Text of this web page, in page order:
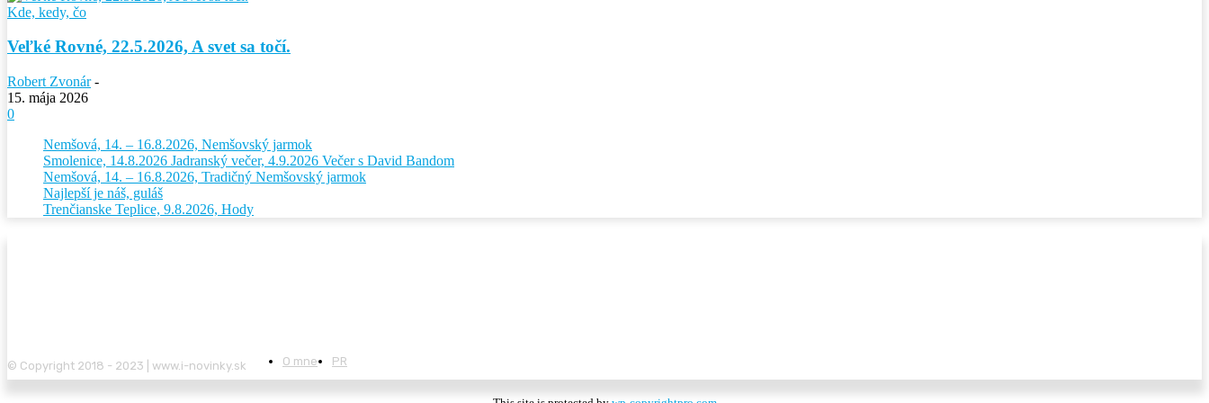
Kde, kedy, čo
Veľké Rovné, 22.5.2026, A svet sa točí.
Robert Zvonár -
15. mája 2026
0
Nemšová, 14. – 16.8.2026, Nemšovský jarmok
Smolenice, 14.8.2026 Jadranský večer, 4.9.2026 Večer s David Bandom
Nemšová, 14. – 16.8.2026, Tradičný Nemšovský jarmok
Najlepší je náš, guláš
Trenčianske Teplice, 9.8.2026, Hody
© Copyright 2018 - 2023 | www.i-novinky.sk O mne PR